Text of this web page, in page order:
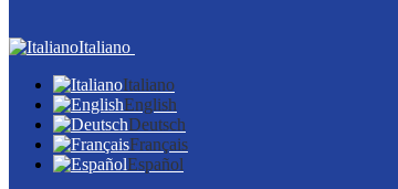
Italiano
Italiano
English
Deutsch
Français
Español